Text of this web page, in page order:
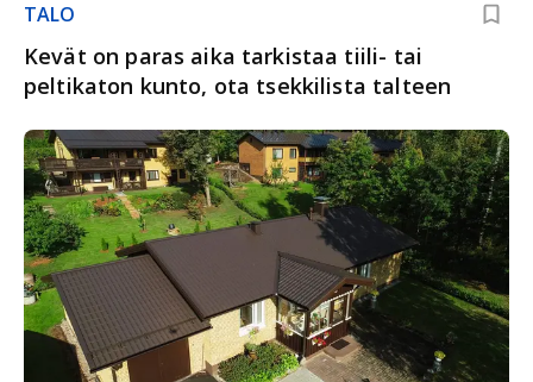
TALO
Kevät on paras aika tarkistaa tiili- tai
peltikaton kunto, ota tsekkilista talteen